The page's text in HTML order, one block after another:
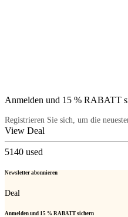
Anmelden und 15 % RABATT
Registrieren Sie sich, um die
View Deal
5140 used
Newsletter abonnieren
Deal
Anmelden und 15 % RABATT sichern